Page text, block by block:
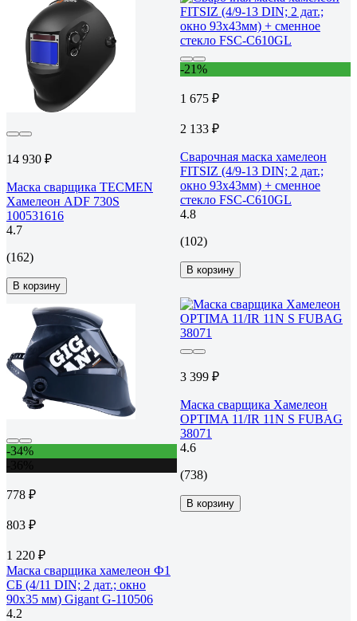
14 930 ₽
Маска сварщика TECMEN
Хамелеон ADF 730S
100531616
4.7
(162)
В корзину
-21%
1 675 ₽
2 133 ₽
Сварочная маска хамелеон
FITSIZ (4/9-13 DIN; 2 дат.;
окно 93x43мм) + сменное
стекло FSC-С610GL
4.8
(102)
В корзину
-34%
778 ₽
803 ₽
1 220 ₽
Маска сварщика хамелеон Ф1
СБ (4/11 DIN; 2 дат.; окно
90х35 мм) Gigant G-110506
4.2
3 399 ₽
Маска сварщика Хамелеон
OPTIMA 11/IR 11N S FUBAG
38071
4.6
(738)
В корзину